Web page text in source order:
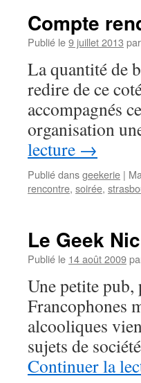
Compte
Publié le9 juillet 2013 par
La quantité de
redire de ce
accompagnés
organisation
lecture →
Publié dansgeekerie |
rencontre, soirée,
Le Geek
Publié le 14 août 2009
Une petite pub,
Francophones
alcooliques
sujets de
Continuer la